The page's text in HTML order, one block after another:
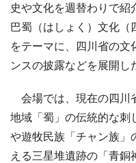
史や文化を週替わりで紹
巴蜀（はしょく）文化（
をテーマに、四川省の
ンスの披露などを展開し
会場では、現在の四川
地域「蜀」の伝統的な刺
や遊牧民族「チャン族」
える三星堆遺跡の「青